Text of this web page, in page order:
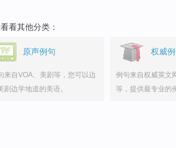
看其他分类：
原声例句
来自VOA、美剧等，您可以边
剧边学地道的美语。
权威
例句来自权威英文
等，提供最专业的